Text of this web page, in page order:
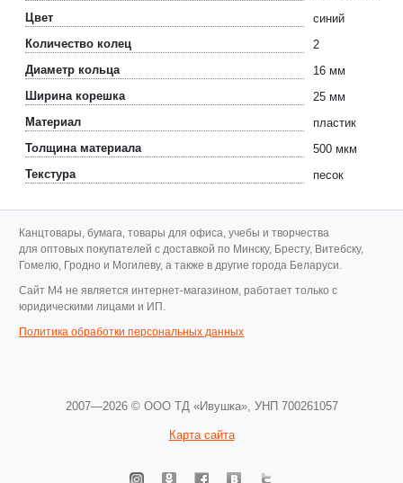
Цвет
синий
Количество колец
2
Диаметр кольца
16 мм
Ширина корешка
25 мм
Материал
пластик
Толщина материала
500 мкм
Текстура
песок
Канцтовары, бумага, товары для офиса, учебы и творчества
для оптовых покупателей с доставкой по Минску, Бресту, Витебску,
Гомелю, Гродно и Могилеву, а также в другие города Беларуси.
Cайт M4 не является интернет-магазином, работает только с
юридическими лицами и ИП.
Политика обработки персональных данных
2007—2026 © ООО ТД «Ивушка», УНП 700261057
Карта сайта